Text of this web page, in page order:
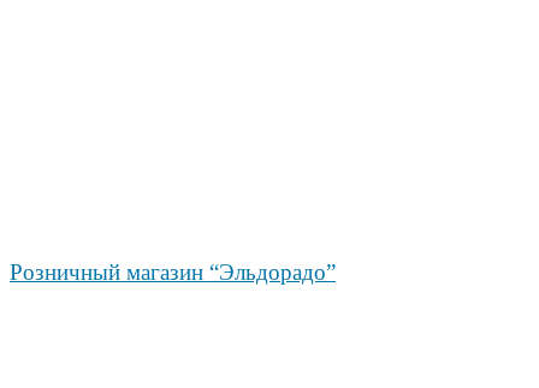
Розничный магазин “Эльдорадо”